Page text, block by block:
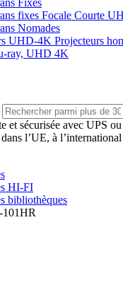
Fixes
fixes Focale Courte
Nomades
UHD-4K Projecteurs
ray, UHD 4K
et sécurisée avec UPS
l’UE, à
HI-FI
bibliothèques
101HR